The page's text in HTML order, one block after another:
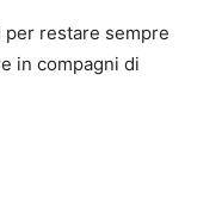
restare sempre
in compagni di